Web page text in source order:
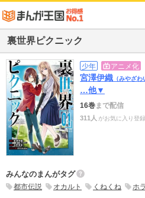
裏世界ピクニック
少年 アニメ化
宮澤伊織 （みやざわ
…他▼
16巻まで配信
311人 がお気に入り登
みんなのまんがタグ
都市伝説 オカルト くねくね ホ